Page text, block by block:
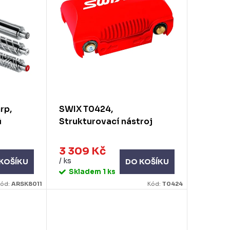
ARSK8011
SWIX T0424,
Strukturovací nástroj
3 309 Kč
/ ks
Skladem 1 ks
DO KOŠÍKU
Kód: T0424